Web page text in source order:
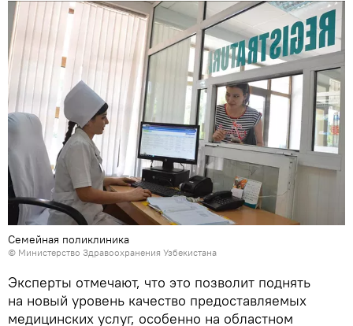
Семейная поликлиника
© Министерство Здравоохранения Узбекистана
Эксперты отмечают, что это позволит поднять
на новый уровень качество предоставляемых
медицинских услуг, особенно на областном